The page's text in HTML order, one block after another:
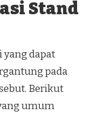
Stand
yang dapat
pada
Berikut
umum